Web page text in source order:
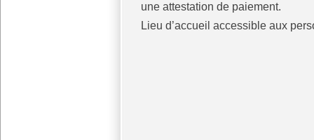
une attestation de paiement.
Lieu d’accueil accessible aux